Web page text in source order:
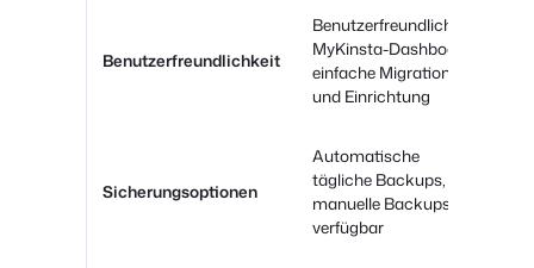
Benutzerfreundlichkeit
Benutzerfreundliches
MyKinsta-Dashboard,
einfache Migration
und Einrichtung
Sicherungsoptionen
Automatische
tägliche Backups,
manuelle Backups
verfügbar